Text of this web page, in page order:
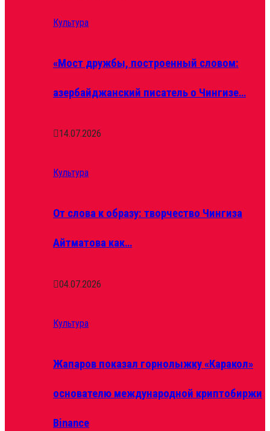
Культура
«Мост дружбы, построенный словом:
азербайджанский писатель о Чингизе…
14.07.2026
Культура
От слова к образу: творчество Чингиза
Айтматова как…
04.07.2026
Культура
Жапаров показал горнолыжку «Каракол»
основателю международной криптобиржи
Binance